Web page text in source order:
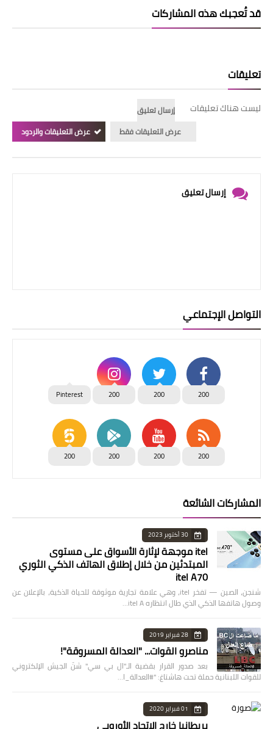
قد تُعجبك هذه المشاركات
تعليقات
ليست هناك تعليقات
إرسال تعليق
عرض التعليقات فقط
عرض التعليقات والردود
إرسال تعليق
التواصل الإجتماعي
200
200
200
Pinterest
200
200
200
200
المشاركات الشائعة
30 أكتوبر 2023
itel موجهة لإثارة الأسواق على مستوى
المبتدئين من خلال إطلاق الهاتف الذكي الثوري
itel A70
شنجن، الصين — تفخر itel، وهي علامة تجارية موثوقة للحياة الذكية، بالإعلان عن
وصول هاتفها الذكي الذي طال انتظاره itel A…
28 فبراير 2019
مناصرو القوات... "العدالة المسروقة"!
بعد صدور القرار بقضية الـ"ال بي سي" شنّ الجيش الإلكتروني
للقوات اللبنانية حملة تحت هاشتاغ: "#العدالة_ا…
01 فبراير 2020
بريطانيا خارج الاتحاد الأوروبي